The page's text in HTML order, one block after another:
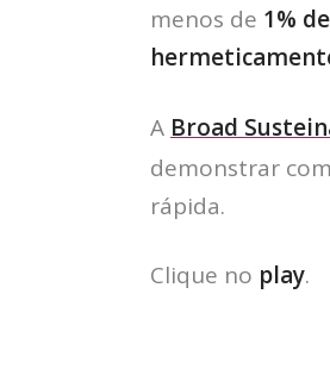
menos de 1%
A Broad
demonstrar
rápida.
Clique no play.